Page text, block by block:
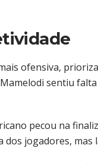
ofensiva,
sentiu
pecou na
jogadores, mas